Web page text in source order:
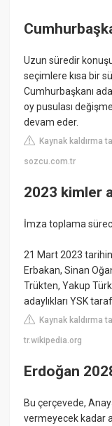
Uzun süredir
seçimlere kısa bir
Cumhurbaşkanı
oy pusulası
devam eder.
Kaynak kaldırma
sozcu.com.tr
2023 kimler
İmza toplama
21 Mart 2023
Erbakan, Sinan
Trükten, Yakup
adaylıkları YSK
Kaynak kaldırma
tr.wikipedia.org
Erdoğan
Bu çerçevede,
vermeyecek kadar